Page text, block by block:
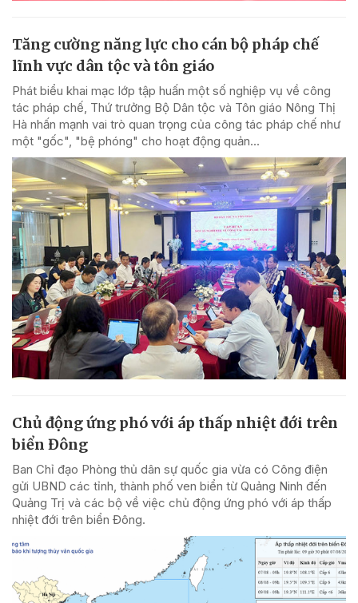
Tăng cường năng lực cho cán bộ pháp chế
lĩnh vực dân tộc và tôn giáo
Phát biểu khai mạc lớp tập huấn một số nghiệp vụ về công
tác pháp chế, Thứ trưởng Bộ Dân tộc và Tôn giáo Nông Thị
Hà nhấn mạnh vai trò quan trọng của công tác pháp chế như
một "gốc", "bệ phóng" cho hoạt động quản...
Chủ động ứng phó với áp thấp nhiệt đới trên
biển Đông
Ban Chỉ đạo Phòng thủ dân sự quốc gia vừa có Công điện
gửi UBND các tỉnh, thành phố ven biển từ Quảng Ninh đến
Quảng Trị và các bộ về việc chủ động ứng phó với áp thấp
nhiệt đới trên biển Đông.